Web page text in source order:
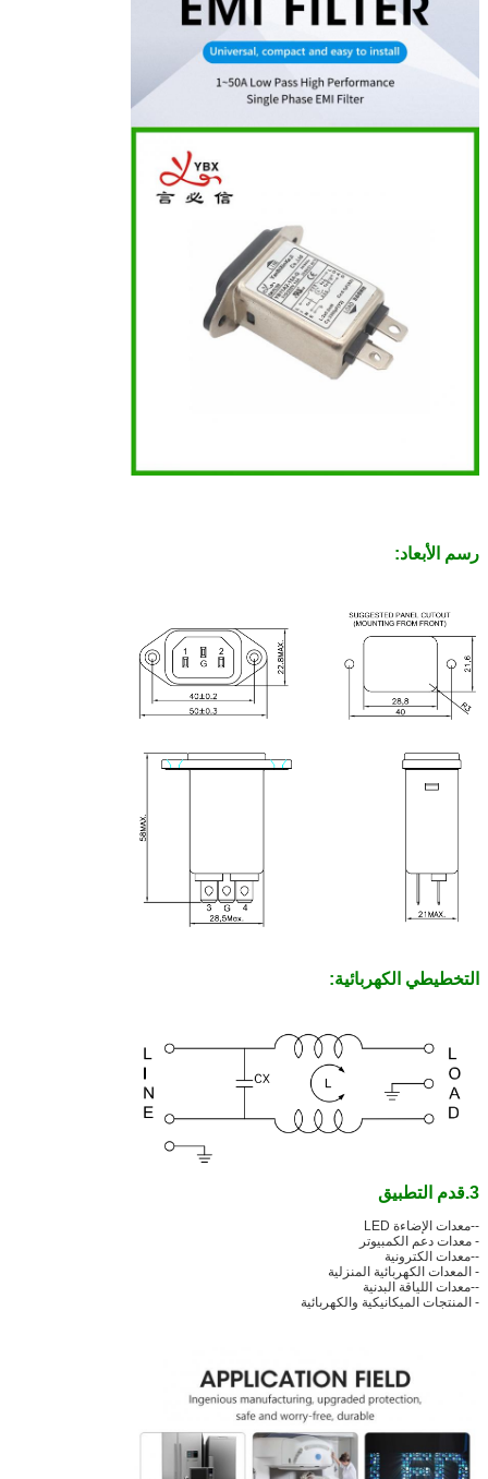
رسم الأبعاد:
التخطيطي الكهربائية:
3. قدم التطبيق
--معدات الإضاءة LED
- معدات دعم الكمبيوتر
--معدات الكترونية
- المعدات الكهربائية المنزلية
--معدات اللياقة البدنية
- المنتجات الميكانيكية والكهربائية